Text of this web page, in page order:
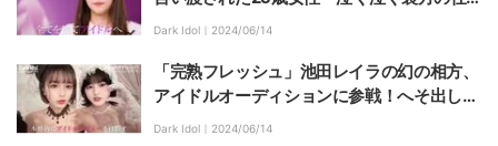
事についたけど、やっぱり表舞台に立ちた
Dark Idol｜ 2024/06/14
「完熟フレッシュ」池田レイラの幻の相方、
アイドルオーディションに参戦！へそ出し&
ミニスカで美脚を披露
Dark Idol｜ 2024/06/14